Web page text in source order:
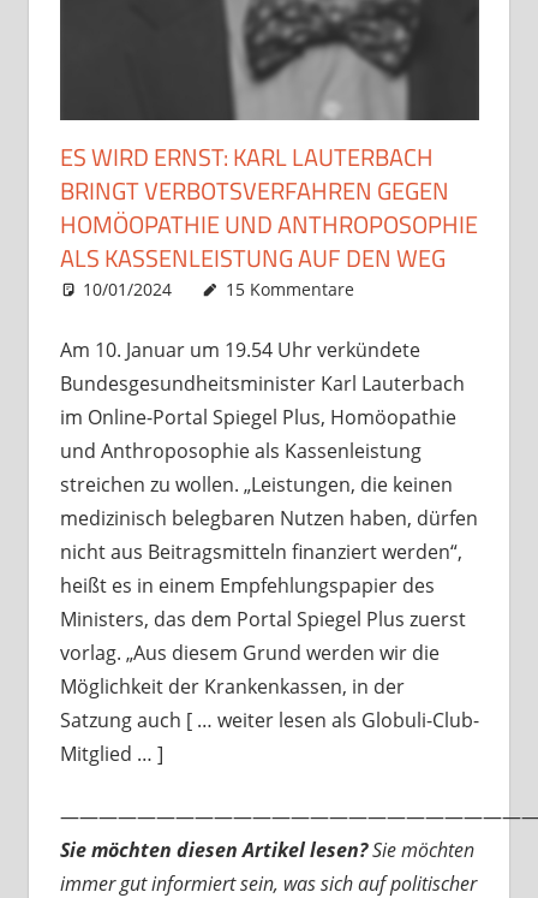
ES WIRD ERNST: KARL LAUTERBACH
BRINGT VERBOTSVERFAHREN GEGEN
HOMÖOPATHIE UND ANTHROPOSOPHIE
ALS KASSENLEISTUNG AUF DEN WEG
10/01/2024 Christian J. Becker
Allgemein
15 Kommentare
Am 10. Januar um 19.54 Uhr verkündete
Bundesgesundheitsminister Karl Lauterbach
im Online-Portal Spiegel Plus, Homöopathie
und Anthroposophie als Kassenleistung
streichen zu wollen. „Leistungen, die keinen
medizinisch belegbaren Nutzen haben, dürfen
nicht aus Beitragsmitteln finanziert werden“,
heißt es in einem Empfehlungspapier des
Ministers, das dem Portal Spiegel Plus zuerst
vorlag. „Aus diesem Grund werden wir die
Möglichkeit der Krankenkassen, in der
Satzung auch [ … weiter lesen als Globuli-Club-
Mitglied … ]
Sie möchten diesen Artikel lesen?Sie möchten
immer gut informiert sein, was sich auf politischer